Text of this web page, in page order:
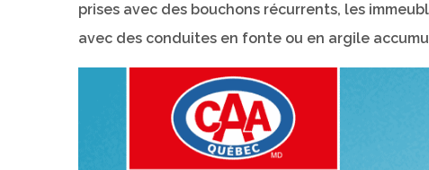
prises avec des bouchons récurrents, les
avec des conduites en fonte ou en argile